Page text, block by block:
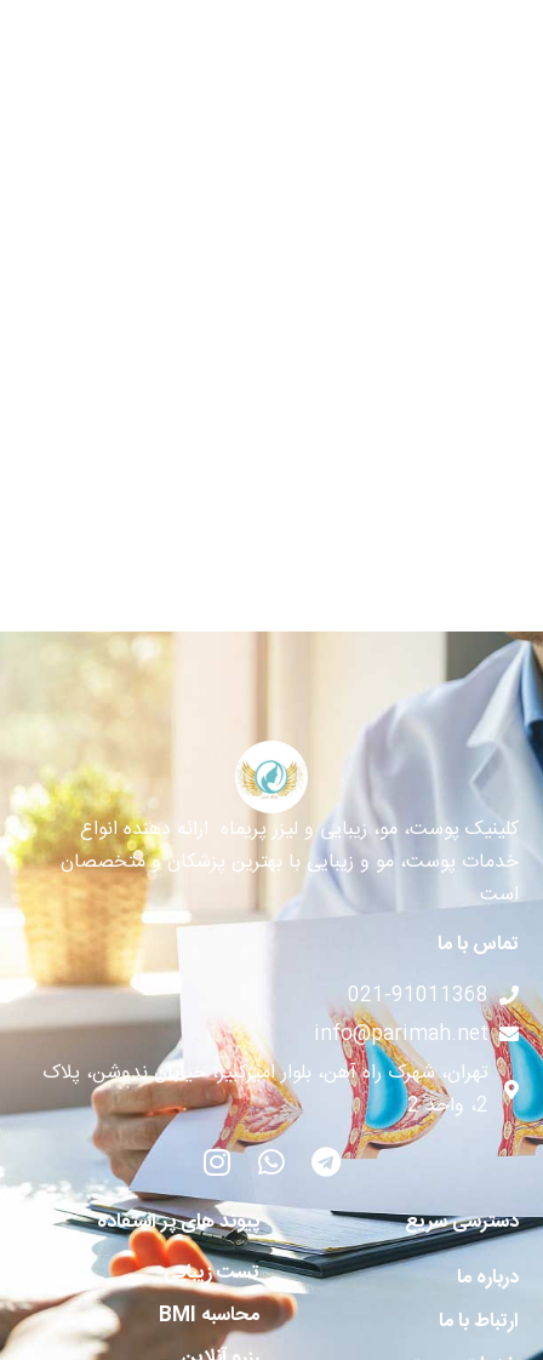
کلینیک پوست، مو، زیبایی و لیزر پریماه ارائه دهنده انواع
خدمات پوست، مو و زیبایی با بهترین پزشکان و متخصصان
است
تماس با ما
021-91011368
info@parimah.net
تهران، شهرک راه آهن، بلوار امیرکبیر، خیابان ندوشن، پلاک
2، واحد 2
دسترسی سریع
درباره ما
ارتباط با ما
پیوند های پر استفاده
تست زیبایی
محاسبه BMI